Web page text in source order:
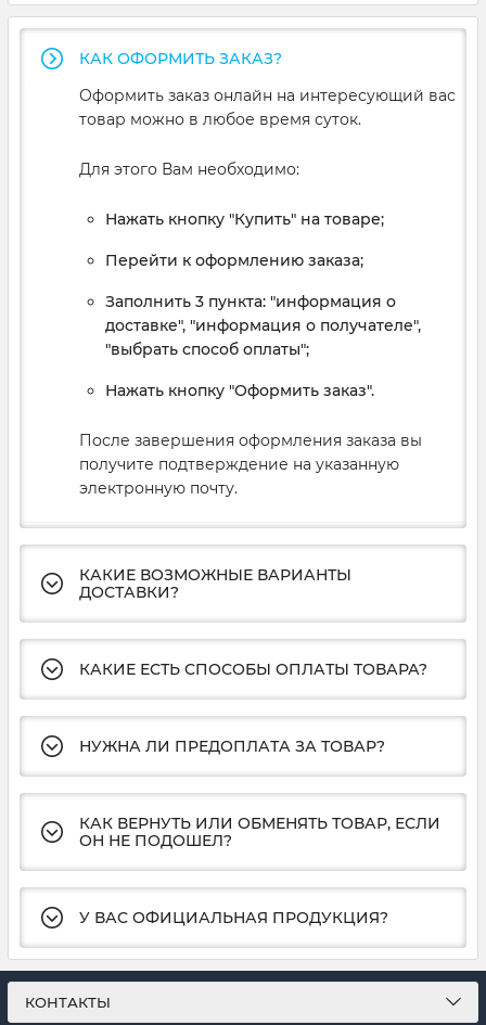
КАК ОФОРМИТЬ ЗАКАЗ?
Оформить заказ онлайн на интересующий вас
товар можно в любое время суток.
Для этого Вам необходимо:
Нажать кнопку "Купить" на товаре;
Перейти к оформлению заказа;
Заполнить 3 пункта: "информация о
доставке", "информация о получателе",
"выбрать способ оплаты";
Нажать кнопку "Оформить заказ".
После завершения оформления заказа вы
получите подтверждение на указанную
электронную почту.
КАКИЕ ВОЗМОЖНЫЕ ВАРИАНТЫ
ДОСТАВКИ?
КАКИЕ ЕСТЬ СПОСОБЫ ОПЛАТЫ ТОВАРА?
НУЖНА ЛИ ПРЕДОПЛАТА ЗА ТОВАР?
КАК ВЕРНУТЬ ИЛИ ОБМЕНЯТЬ ТОВАР, ЕСЛИ
ОН НЕ ПОДОШЕЛ?
У ВАС ОФИЦИАЛЬНАЯ ПРОДУКЦИЯ?
КОНТАКТЫ